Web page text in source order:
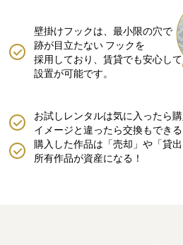
壁掛けフックは、最小限の穴で
跡が目立たない フックを
採用しており、賃貸でも安心して
設置が可能です。
購入した作品は「売却」や「貸出
所有作品が資産になる！
お試しレンタルは気に入ったら購
イメージと違ったら交換もできる